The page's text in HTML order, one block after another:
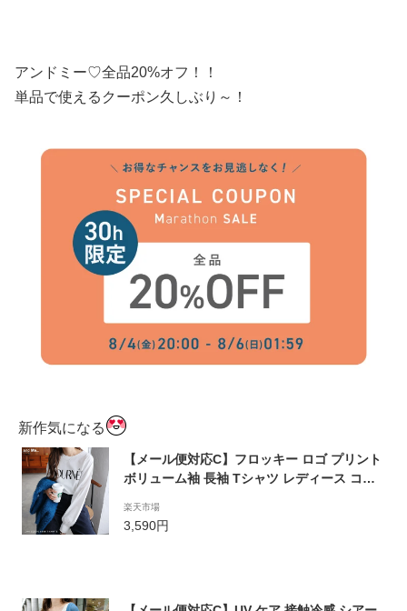
アンドミー♡全品20%オフ！！
単品で使えるクーポン久しぶり～！
新作気になる
【メール便対応C】フロッキー ロゴ プリント
ボリューム袖 長袖 Tシャツ レディース コッ
ダー オーバーサイズ コーマ天竺 M/Lサイズ
春 秋 冬
楽天市場
3,590円